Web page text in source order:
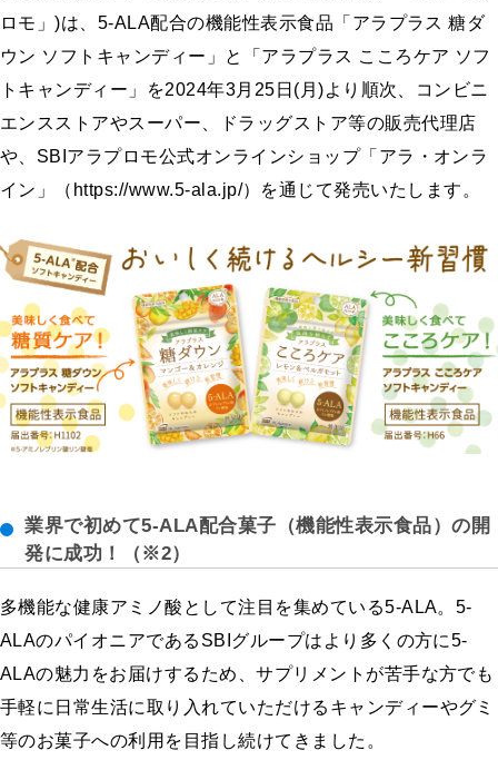
ロモ」)は、5-ALA配合の機能性表示食品「アラプラス 糖ダ
ウン ソフトキャンディー」と「アラプラス こころケア ソフ
トキャンディー」を2024年3月25日(月)より順次、コンビニ
エンスストアやスーパー、ドラッグストア等の販売代理店
や、SBIアラプロモ公式オンラインショップ「アラ・オンラ
イン」（https://www.5-ala.jp/）を通じて発売いたします。
業界で初めて5-ALA配合菓子（機能性表示食品）の開
発に成功！（※2）
多機能な健康アミノ酸として注目を集めている5-ALA。5-
ALAのパイオニアであるSBIグループはより多くの方に5-
ALAの魅力をお届けするため、サプリメントが苦手な方でも
手軽に日常生活に取り入れていただけるキャンディーやグミ
等のお菓子への利用を目指し続けてきました。